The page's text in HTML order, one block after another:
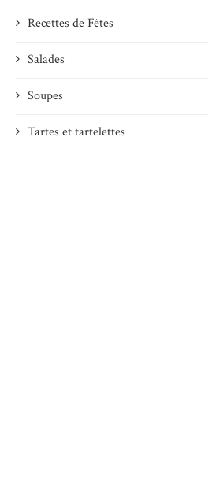
Recettes de Fêtes
Salades
Soupes
Tartes et tartelettes